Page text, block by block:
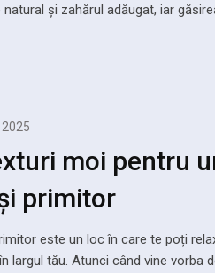
și zahărul adăugat, iar
2025
moi pentru
primitor
este un loc în care te poți
largul tău. Atunci când vine vorba